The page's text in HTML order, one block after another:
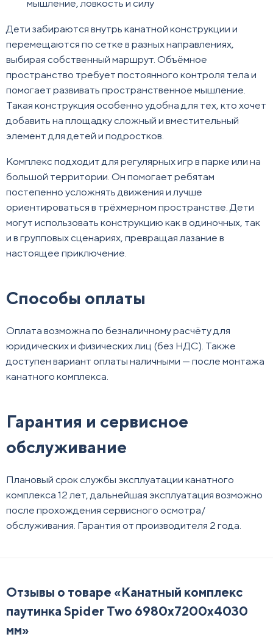
мышление, ловкость и силу
Дети забираются внутрь канатной конструкции и
перемещаются по сетке в разных направлениях,
выбирая собственный маршрут. Объёмное
пространство требует постоянного контроля тела и
помогает развивать пространственное мышление.
Такая конструкция особенно удобна для тех, кто хочет
добавить на площадку сложный и вместительный
элемент для детей и подростков.
Комплекс подходит для регулярных игр в парке или на
большой территории. Он помогает ребятам
постепенно усложнять движения и лучше
ориентироваться в трёхмерном пространстве. Дети
могут использовать конструкцию как в одиночных, так
и в групповых сценариях, превращая лазание в
настоящее приключение.
Способы оплаты
Оплата возможна по безналичному расчёту для
юридических и физических лиц (без НДС). Также
доступен вариант оплаты наличными — после монтажа
канатного комплекса.
Гарантия и сервисное
обслуживание
Плановый срок службы эксплуатации канатного
комплекса 12 лет, дальнейшая эксплуатация возможно
после прохождения сервисного осмотра/
обслуживания. Гарантия от производителя 2 года.
Отзывы о товаре «Канатный комплекс
паутинка Spider Two 6980х7200х4030
мм»